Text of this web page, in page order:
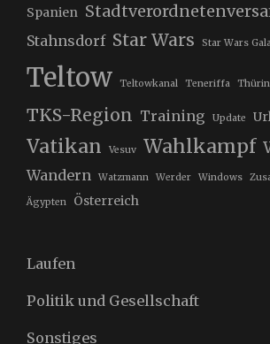
Spanien
Stahnsdorf Star Wars Star Wars
Teltow Teltowkanal Teneriffa
TKS-Region Training Update
Vatikan Vesuv Wahlkampf
Wandern Watzmann Werder Windows
Ägypten Österreich
Laufen
Politik und Gesellschaft
Sonstiges